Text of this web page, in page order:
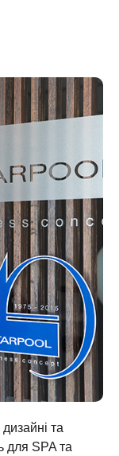
та
для SPA та